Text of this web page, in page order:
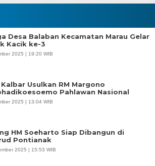
Desa Balaban Kecamatan Marau Gelar
Kacik ke-3
2025 | 19:20 WIB
Kalbar Usulkan RM Margono
Pahlawan Nasional
2025 | 13:04 WIB
HM Soeharto Siap Dibangun di
Pontianak
2025 | 15:53 WIB